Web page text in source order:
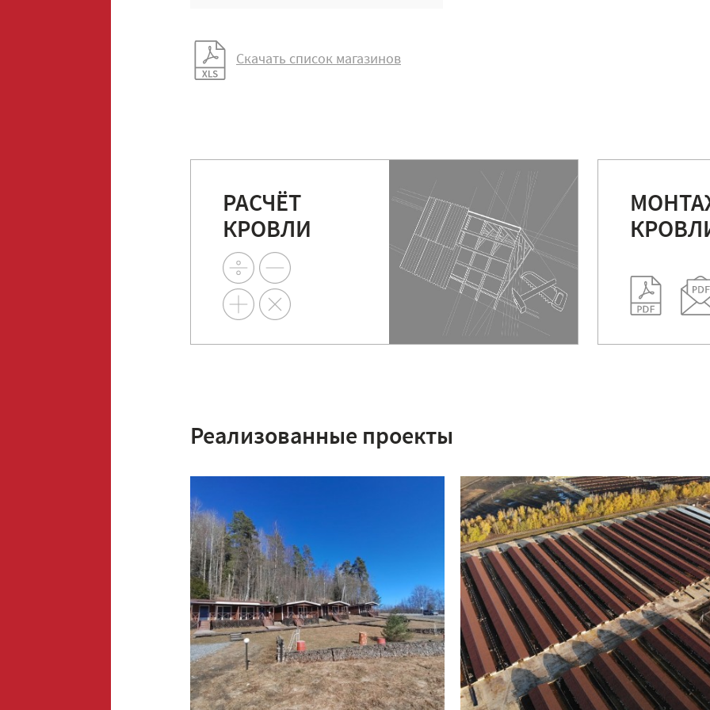
Скачать список магазинов
РАСЧЁТ
КРОВЛИ
Реализованные проекты